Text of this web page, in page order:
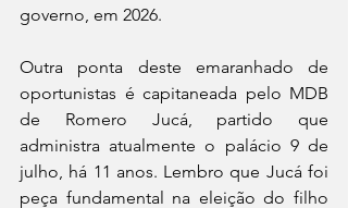
governo, em 2026.
Outra ponta deste emaranhado de
oportunistas é capitaneada pelo MDB
de Romero Jucá, partido que
administra atualmente o palácio 9 de
julho, há 11 anos. Lembro que Jucá foi
peça fundamental na eleição do filho